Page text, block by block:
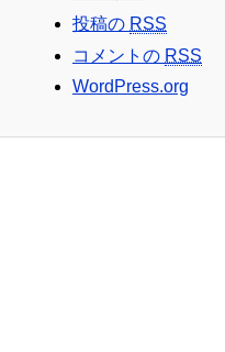
投稿の RSS
コメントの RSS
WordPress.org